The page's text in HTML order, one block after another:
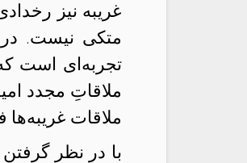
غریبه نیز
متکی نیست. در
تجربه‌ای است
ملاقاتِ مجدد
ملاقات
با در نظر